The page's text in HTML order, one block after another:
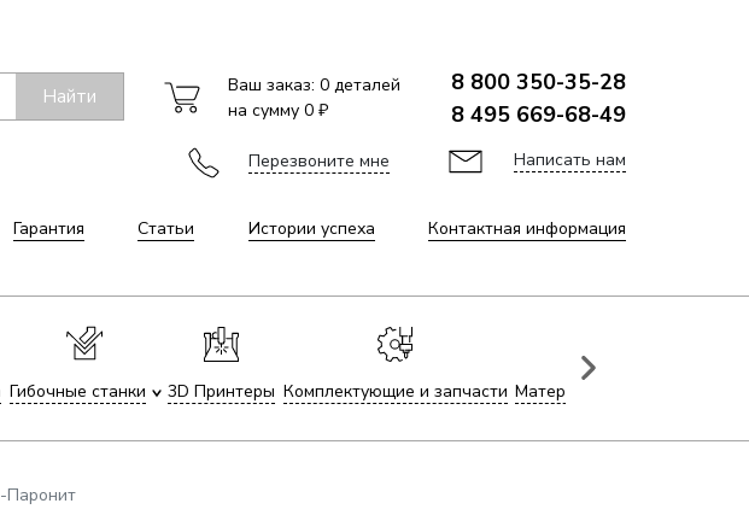
Найти Ваш заказ: 0деталей
на сумму 0 ₽
8 800 350-35-28
8 495 669-68-49
Перезвоните мне Написать нам
Гарантия Статьи Истории успеха Контактная информация
Гибочные станки 3D Принтеры Комплектующие и запчасти Материалы для лазерной
Паронит